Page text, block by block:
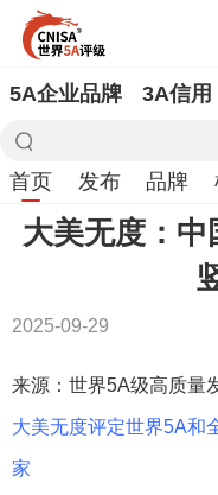
5A企业品牌 3A信用
首页 发布 品牌
大美无度：
2025-09-29
来源：世界5A级高质量
大美无度评定世界5A和
家